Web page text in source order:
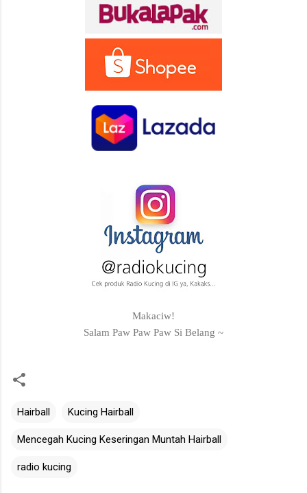
Makaciw!
Salam Paw Paw Paw Si Belang ~
Hairball Kucing Hairball
Mencegah Kucing Keseringan Muntah Hairball
radio kucing